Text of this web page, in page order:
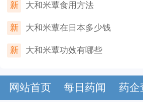
新 大和米蕈食用方法
新 大和米蕈在日本多少钱
新 大和米蕈功效有哪些
网站首页 每日药闻 药企